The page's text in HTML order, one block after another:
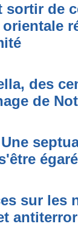
sortir de
orientale
des
de
sur les